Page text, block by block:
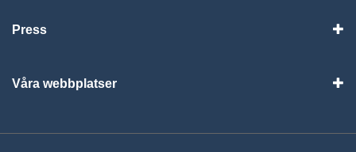
Press
Våra webbplatser